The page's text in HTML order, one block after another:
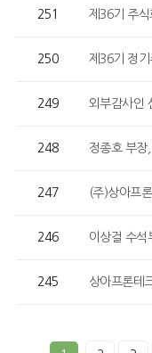
251
250
249 외부감사인
248
247
246
245